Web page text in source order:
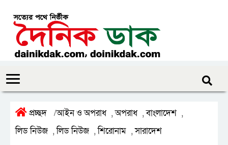
প্রচ্ছদ /আইন ও অপরাধ ,অপরাধ ,বাংলাদেশ ,
লিড নিউজ ,লিড নিউজ ,শিরোনাম ,সারাদেশ